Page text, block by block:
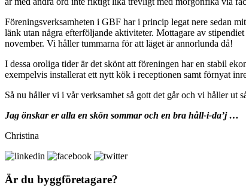
Föreningsverksamheten i GBF har i princip legat nere sedan
länk utan några efterföljande aktiviteter. Mottagare av
november. Vi håller tummarna för att läget är annorlunda då!
I dessa oroliga tider är det skönt att föreningen har en stabil
exempelvis installerat ett nytt kök i receptionen samt förnyat
Så nu håller vi i vår verksamhet så gott det går och vi håller ut
Jag önskar er alla en skön sommar och en bra håll-i-da’j …
Christina
Är du byggföretagare?